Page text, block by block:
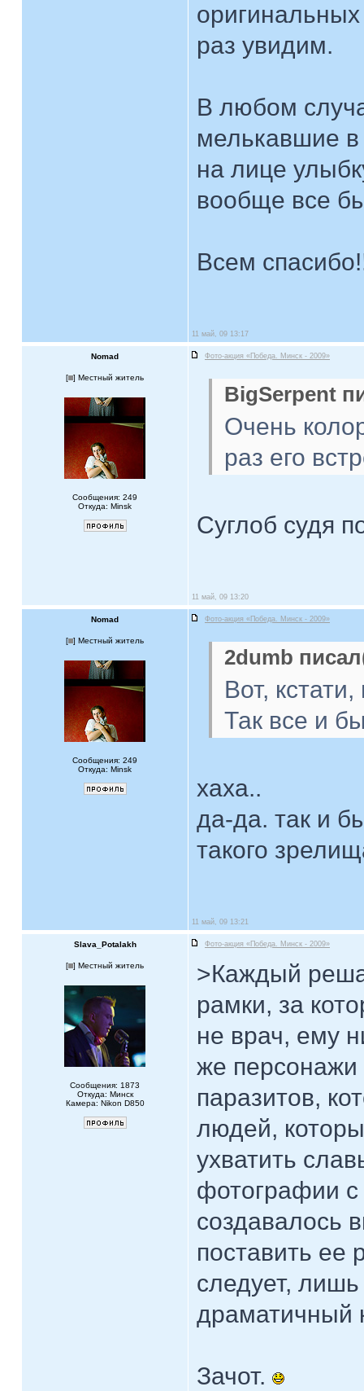
раз увидим.
В любом
мелькавшие
на лице
вообще все
Всем
11 май, 09 13:17
Nomad Фото-акция «Победа. Минск - 2009»
[ ] Местный житель
Сообщения: 249
Откуда: Minsk
BigSerpent
Очень
раз его
Суглоб судя
11 май, 09 13:20
Nomad Фото-акция «Победа. Минск - 2009»
[ ] Местный житель
Сообщения: 249
Откуда: Minsk
2dumb
Вот,
Так все и
хаха..
да-да. так и
такого
11 май, 09 13:21
Slava_Potalakh Фото-акция «Победа. Минск - 2009»
[ ] Местный житель
Сообщения: 1873
Откуда: Минск
Камера: Nikon D850
>Каждый
рамки, за
не врач, ему
же
паразитов,
людей,
ухватить
фотографии
создавалось
поставить ее
следует,
драматичный
Зачот.